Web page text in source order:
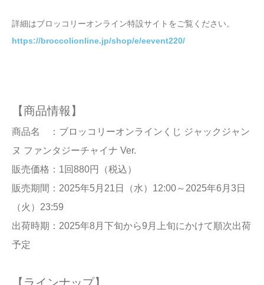
詳細はブロッコリーオンライン特設サイトをご覧ください。
https://broccolionline.jp/shop/e/eevent220/
【商品情報】
商品名 ：ブロッコリーオンラインくじ ジャックジャン
ヌ ファンタジーチャイナ Ver.
販売価格：1回880円（税込）
販売期間：2025年5月21日（水）12:00～2025年6月3日
（火）23:59
出荷時期：2025年8月下旬から9月上旬にかけて順次出荷
予定